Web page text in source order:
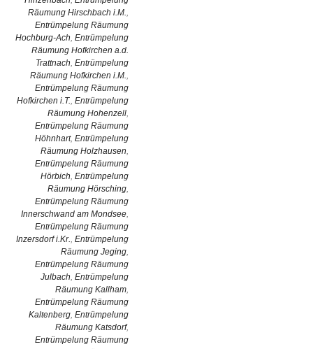
Räumung Hirschbach i.M.,
Entrümpelung Räumung
Hochburg-Ach, Entrümpelung
Räumung Hofkirchen a.d.
Trattnach, Entrümpelung
Räumung Hofkirchen i.M.,
Entrümpelung Räumung
Hofkirchen i.T., Entrümpelung
Räumung Hohenzell,
Entrümpelung Räumung
Höhnhart, Entrümpelung
Räumung Holzhausen,
Entrümpelung Räumung
Hörbich, Entrümpelung
Räumung Hörsching,
Entrümpelung Räumung
Innerschwand am Mondsee,
Entrümpelung Räumung
Inzersdorf i.Kr., Entrümpelung
Räumung Jeging,
Entrümpelung Räumung
Julbach, Entrümpelung
Räumung Kallham,
Entrümpelung Räumung
Kaltenberg, Entrümpelung
Räumung Katsdorf,
Entrümpelung Räumung